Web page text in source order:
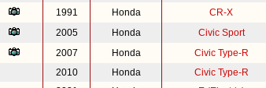
1991 Honda CR-X
2005 Honda Civic Sport
2007 Honda Civic Type-R
2010 Honda Civic Type-R